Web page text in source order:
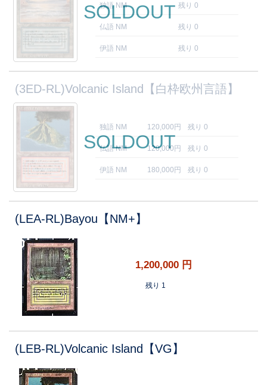
独語 NM 残り 0
仏語 NM 残り 0
伊語 NM 残り 0
SOLDOUT
(3ED-RL)Volcanic Island【白枠欧州言語】
独語 NM 120,000円 残り 0
仏語 NM 120,000円 残り 0
伊語 NM 180,000円 残り 0
SOLDOUT
(LEA-RL)Bayou【NM+】
1,200,000 円
残り 1
(LEB-RL)Volcanic Island【VG】